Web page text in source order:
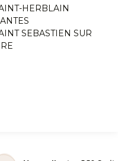
HERBLAIN
SEBASTIEN SUR